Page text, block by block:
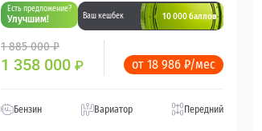
Есть предложение?
Улучшим! Ваш кешбек 10 000 баллов
1 885 000 ₽
1 358 000 ₽ от 18 986 ₽/мес
Бензин Вариатор Передний